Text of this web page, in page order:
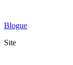
Blogue
Site